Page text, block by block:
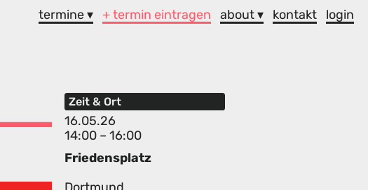
termine ▾ + termin eintragen about ▾ kontakt login
Zeit & Ort
16.05.26
14:00 – 16:00
Friedensplatz